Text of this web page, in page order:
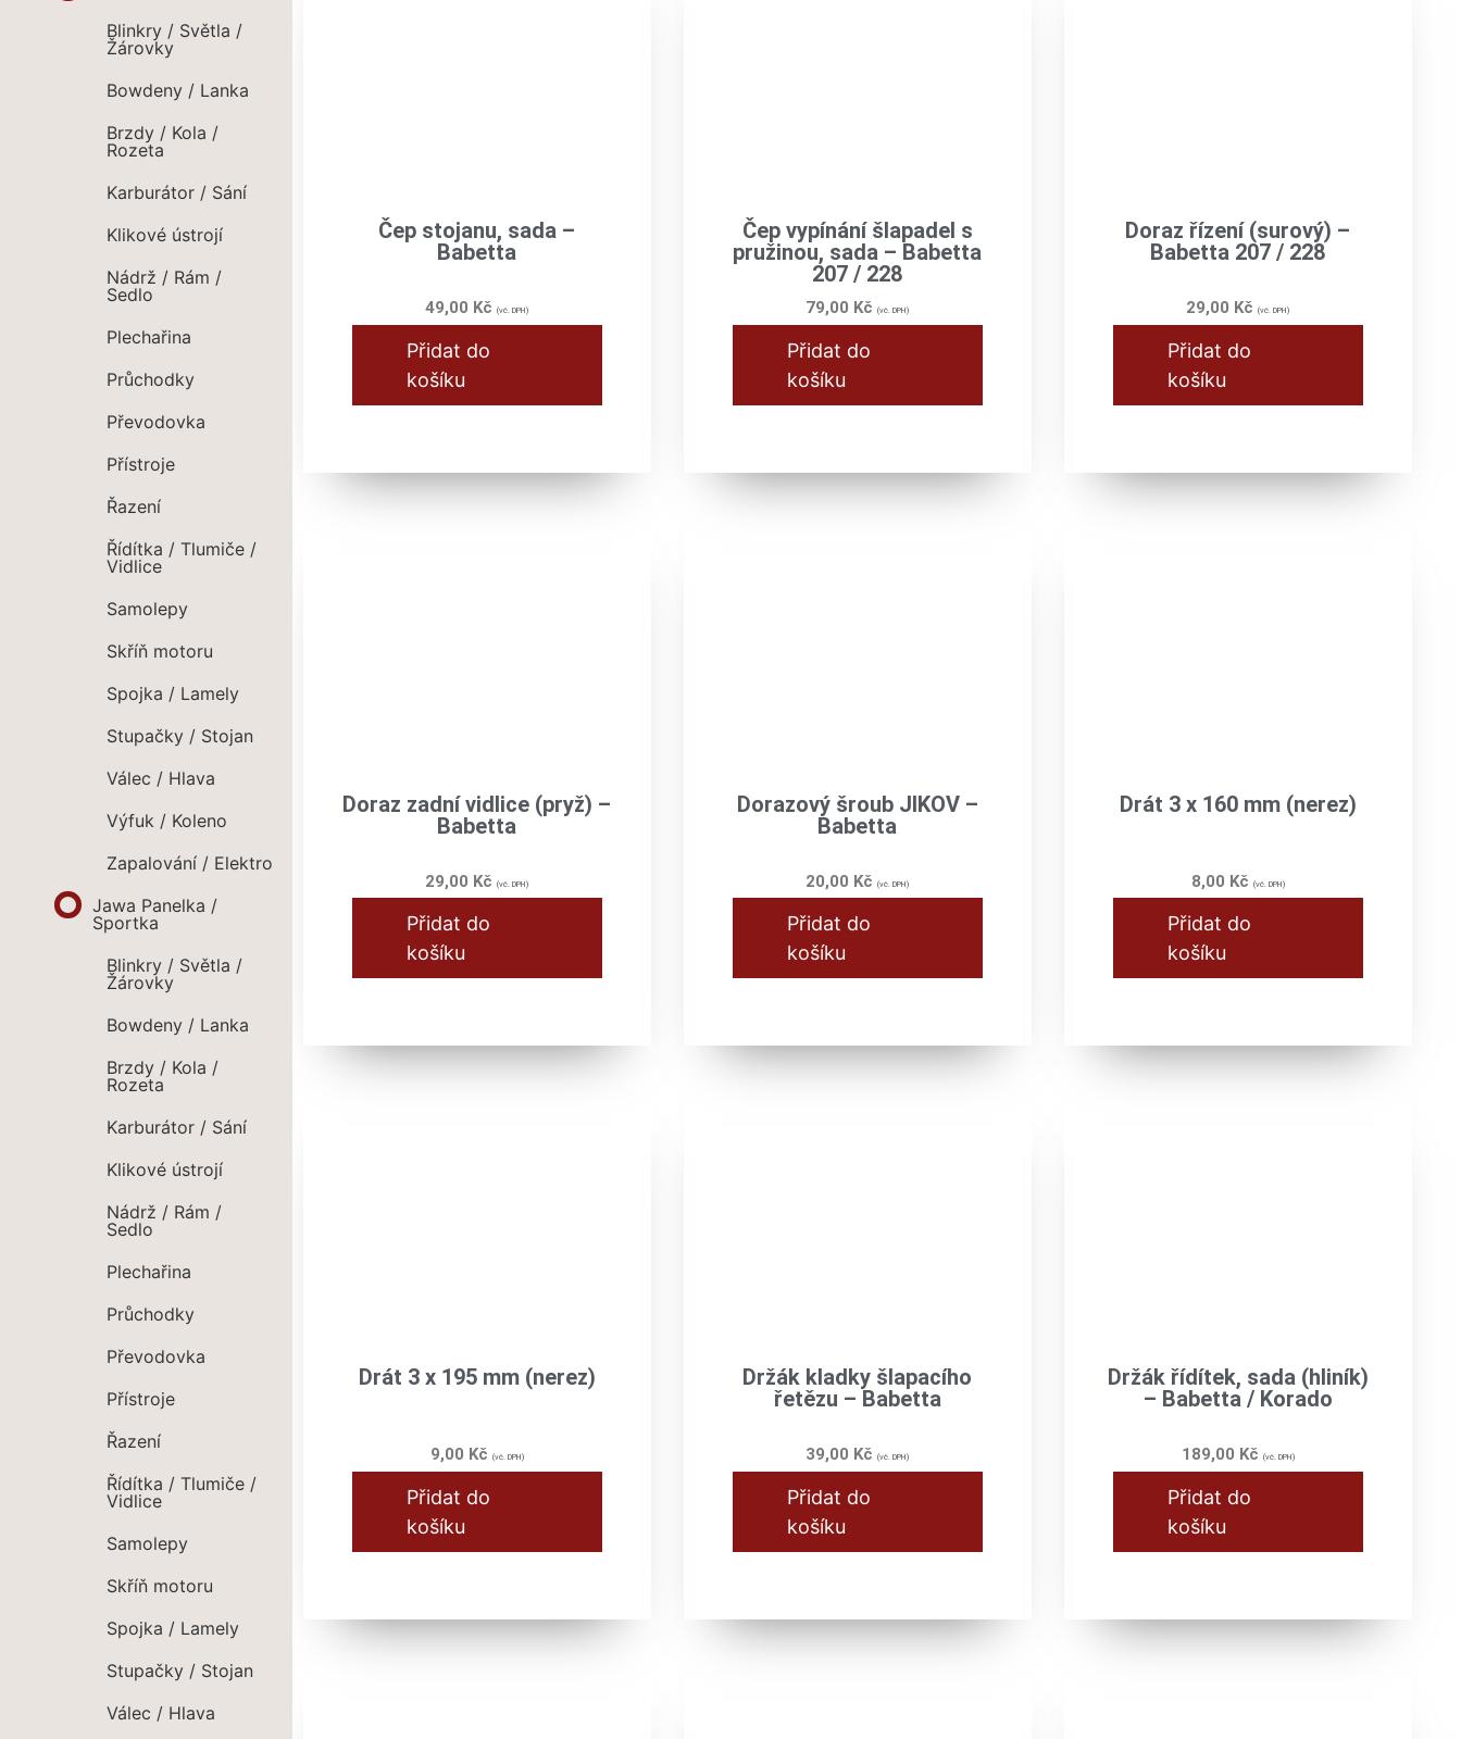
Blinkry / Světla /
Žárovky
Bowdeny / Lanka
Brzdy / Kola /
Rozeta
Karburátor / Sání
Klikové ústrojí
Nádrž / Rám /
Sedlo
Plechařina
Průchodky
Převodovka
Přístroje
Řazení
Řídítka / Tlumiče /
Vidlice
Samolepy
Skříň motoru
Spojka / Lamely
Stupačky / Stojan
Válec / Hlava
Výfuk / Koleno
Zapalování / Elektro
Jawa Panelka /
Sportka
Blinkry / Světla /
Žárovky
Bowdeny / Lanka
Brzdy / Kola /
Rozeta
Karburátor / Sání
Klikové ústrojí
Nádrž / Rám /
Sedlo
Plechařina
Průchodky
Převodovka
Přístroje
Řazení
Řídítka / Tlumiče /
Vidlice
Samolepy
Skříň motoru
Spojka / Lamely
Stupačky / Stojan
Válec / Hlava
Čep stojanu, sada –
Babetta
49,00 Kč (vč. DPH)
Přidat do
košíku
Čep vypínání šlapadel s
pružinou, sada – Babetta
207 / 228
79,00 Kč (vč. DPH)
Přidat do
košíku
Doraz řízení (surový) –
Babetta 207 / 228
29,00 Kč (vč. DPH)
Přidat do
košíku
Doraz zadní vidlice (pryž) –
Babetta
29,00 Kč (vč. DPH)
Přidat do
košíku
Dorazový šroub JIKOV –
Babetta
20,00 Kč (vč. DPH)
Přidat do
košíku
Drát 3 x 160 mm (nerez)
8,00 Kč (vč. DPH)
Přidat do
košíku
Drát 3 x 195 mm (nerez)
9,00 Kč (vč. DPH)
Přidat do
košíku
Držák kladky šlapacího
řetězu – Babetta
39,00 Kč (vč. DPH)
Přidat do
košíku
Držák řídítek, sada (hliník)
– Babetta / Korado
189,00 Kč (vč. DPH)
Přidat do
košíku